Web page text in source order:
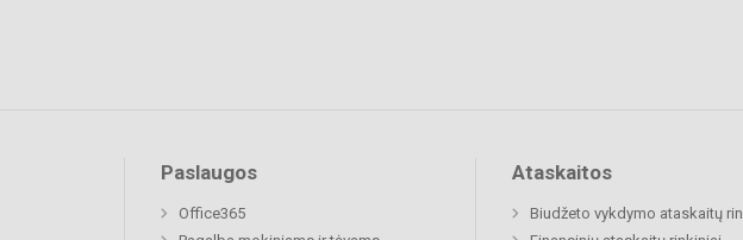
Paslaugos
Office365
Ataskaitos
Biudžeto vykdymo ataskaitų